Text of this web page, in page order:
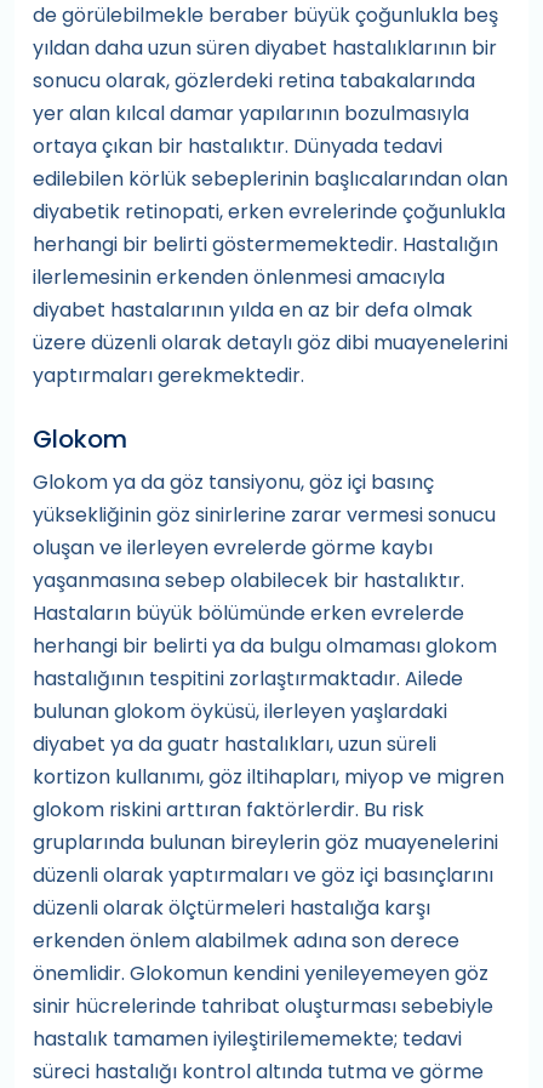
de görülebilmekle beraber büyük çoğunlukla beş
yıldan daha uzun süren diyabet hastalıklarının bir
sonucu olarak, gözlerdeki retina tabakalarında
yer alan kılcal damar yapılarının bozulmasıyla
ortaya çıkan bir hastalıktır. Dünyada tedavi
edilebilen körlük sebeplerinin başlıcalarından olan
diyabetik retinopati, erken evrelerinde çoğunlukla
herhangi bir belirti göstermemektedir. Hastalığın
ilerlemesinin erkenden önlenmesi amacıyla
diyabet hastalarının yılda en az bir defa olmak
üzere düzenli olarak detaylı göz dibi muayenelerini
yaptırmaları gerekmektedir.
Glokom
Glokom ya da göz tansiyonu, göz içi basınç
yüksekliğinin göz sinirlerine zarar vermesi sonucu
oluşan ve ilerleyen evrelerde görme kaybı
yaşanmasına sebep olabilecek bir hastalıktır.
Hastaların büyük bölümünde erken evrelerde
herhangi bir belirti ya da bulgu olmaması glokom
hastalığının tespitini zorlaştırmaktadır. Ailede
bulunan glokom öyküsü, ilerleyen yaşlardaki
diyabet ya da guatr hastalıkları, uzun süreli
kortizon kullanımı, göz iltihapları, miyop ve migren
glokom riskini arttıran faktörlerdir. Bu risk
gruplarında bulunan bireylerin göz muayenelerini
düzenli olarak yaptırmaları ve göz içi basınçlarını
düzenli olarak ölçtürmeleri hastalığa karşı
erkenden önlem alabilmek adına son derece
önemlidir. Glokomun kendini yenileyemeyen göz
sinir hücrelerinde tahribat oluşturması sebebiyle
hastalık tamamen iyileştirilememekte; tedavi
süreci hastalığı kontrol altında tutma ve görme